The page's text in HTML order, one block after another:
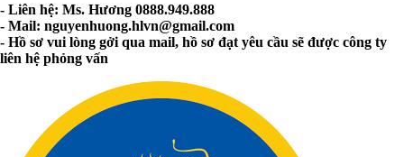
- Liên hệ: Ms. Hương 0888.949.888
- Mail: nguyenhuong.hlvn@gmail.com
- Hồ sơ vui lòng gởi qua mail, hồ sơ đạt yêu cầu sẽ được công ty
liên hệ phỏng vấn